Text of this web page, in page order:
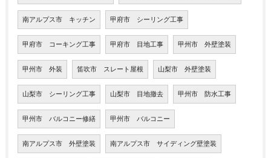
南アルプス市 キッチン 甲府市 シーリング工事
甲府市 コーキング工事 甲府市 目地工事 甲州市 外壁塗装
甲州市 外装 笛吹市 スレート屋根 山梨市 外壁塗装
山梨市 シーリング工事 山梨市 目地撤去 甲州市 防水工事
甲州市 バルコニー修繕 甲州市 バルコニー
南アルプス市 外壁塗装 南アルプス市 サイディング壁塗装